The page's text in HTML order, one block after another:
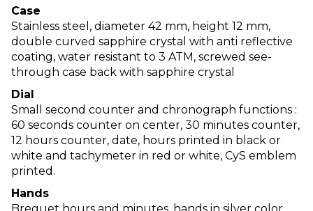
Case
Stainless steel, diameter 42 mm, height 12 mm,
double curved sapphire crystal with anti reflective
coating, water resistant to 3 ATM, screwed see-
through case back with sapphire crystal
Dial
Small second counter and chronograph functions :
60 seconds counter on center, 30 minutes counter,
12 hours counter, date, hours printed in black or
white and tachymeter in red or white, CyS emblem
printed.
Hands
Breguet hours and minutes, hands in silver color,